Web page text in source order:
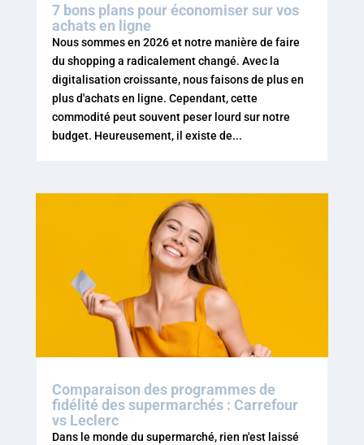
7 bons plans pour économiser sur vos
achats en ligne
Nous sommes en 2026 et notre manière de faire
du shopping a radicalement changé. Avec la
digitalisation croissante, nous faisons de plus en
plus d'achats en ligne. Cependant, cette
commodité peut souvent peser lourd sur notre
budget. Heureusement, il existe de...
Comparaison des programmes de
fidélité des supermarchés : Carrefour
vs Leclerc
Dans le monde du supermarché, rien n'est laissé